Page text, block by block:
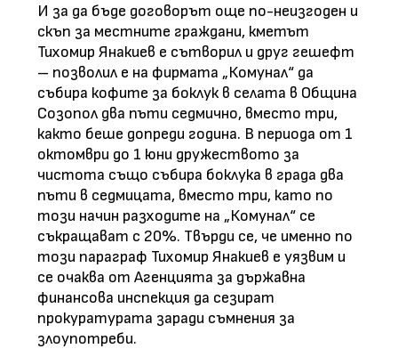
И за да бъде договорът още по-неизгоден и
скъп за местните граждани, кметът
Тихомир Янакиев е сътворил и друг гешефт
– позволил е на фирмата „Комунал“ да
събира кофите за боклук в селата в Община
Созопол два пъти седмично, вместо три,
както беше допреди година. В периода от 1
октомври до 1 юни дружеството за
чистота също събира боклука в града два
пъти в седмицата, вместо три, като по
този начин разходите на „Комунал“ се
съкращават с 20%. Твърди се, че именно по
този параграф Тихомир Янакиев е уязвим и
се очаква от Агенцията за държавна
финансова инспекция да сезират
прокуратурата заради съмнения за
злоупотреби.